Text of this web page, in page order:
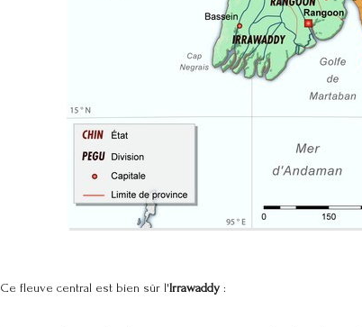
Ce fleuve central est bien sûr l'Irrawaddy: